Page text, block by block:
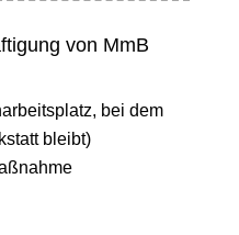
von MmB
bei dem
bleibt)